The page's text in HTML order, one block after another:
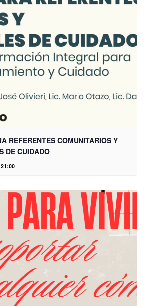
REFERENTES COMUNITARIOS Y
DE CUIDADO
21:00